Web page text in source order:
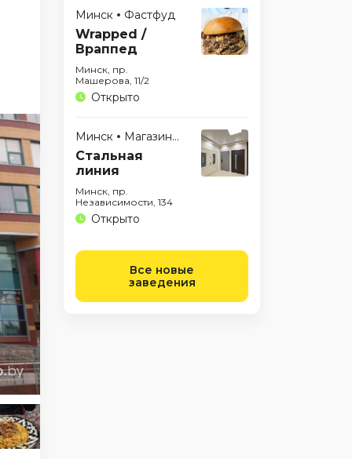
Минск Фастфуд
Wrapped /
Враппед
Минск, пр.
Машерова, 11/2
Открыто
Минск Магазины
Стальная
линия
Минск, пр.
Независимости, 134
Открыто
Все новые
заведения